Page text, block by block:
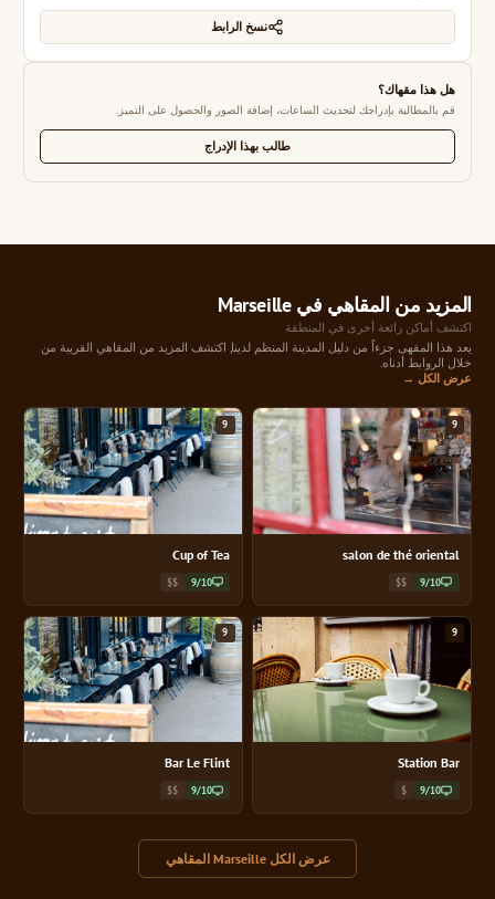
نسخ الرابط
هل هذا مقهاك؟
قم بالمطالبة بإدراجك لتحديث الساعات، إضافة الصور والحصول على التميز.
طالب بهذا الإدراج
المزيد من المقاهي في Marseille
اكتشف أماكن رائعة أخرى في المنطقة
يعد هذا المقهى جزءاً من دليل المدينة المنظم لدينا, اكتشف المزيد من المقاهي القريبة من
خلال الروابط أدناه.
عرض الكل →
9
salon de thé oriental
9/10
$$
9
Cup of Tea
9/10
$$
9
Station Bar
9/10
$
9
Bar Le Flint
9/10
$$
عرض الكل Marseille المقاهي